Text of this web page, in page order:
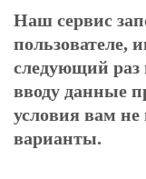
Наш сервис
пользователе,
следующий раз
вводу данные
условия вам не
варианты.